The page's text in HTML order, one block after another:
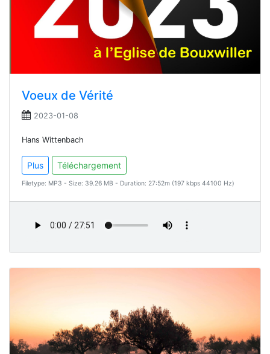
Voeux de Vérité
2023-01-08
Hans Wittenbach
Plus Téléchargement
Filetype: MP3 - Size: 39.26 MB - Duration: 27:52m (197 kbps 44100 Hz)